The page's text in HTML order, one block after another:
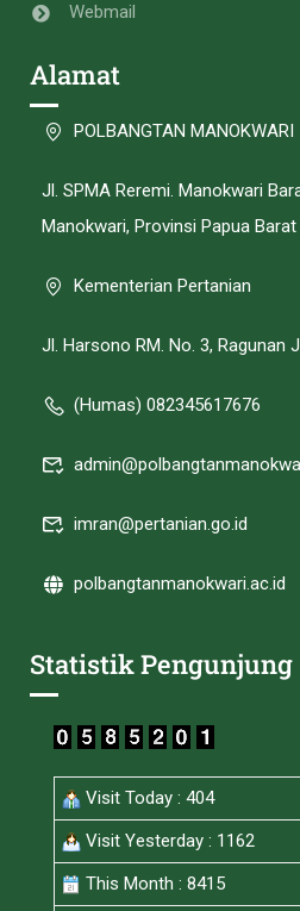
Webmail
Alamat
POLBANGTAN MANOKWARI
Jl. SPMA Reremi. Manokwari
Manokwari, Provinsi Papua
Kementerian Pertanian
Jl. Harsono RM. No. 3, Ragunan
(Humas) 082345617676
imran@pertanian.go.id
polbangtanmanokwari.ac.id
Statistik Pengunjung
Visit Today : 404
Visit Yesterday : 1162
This Month : 8415